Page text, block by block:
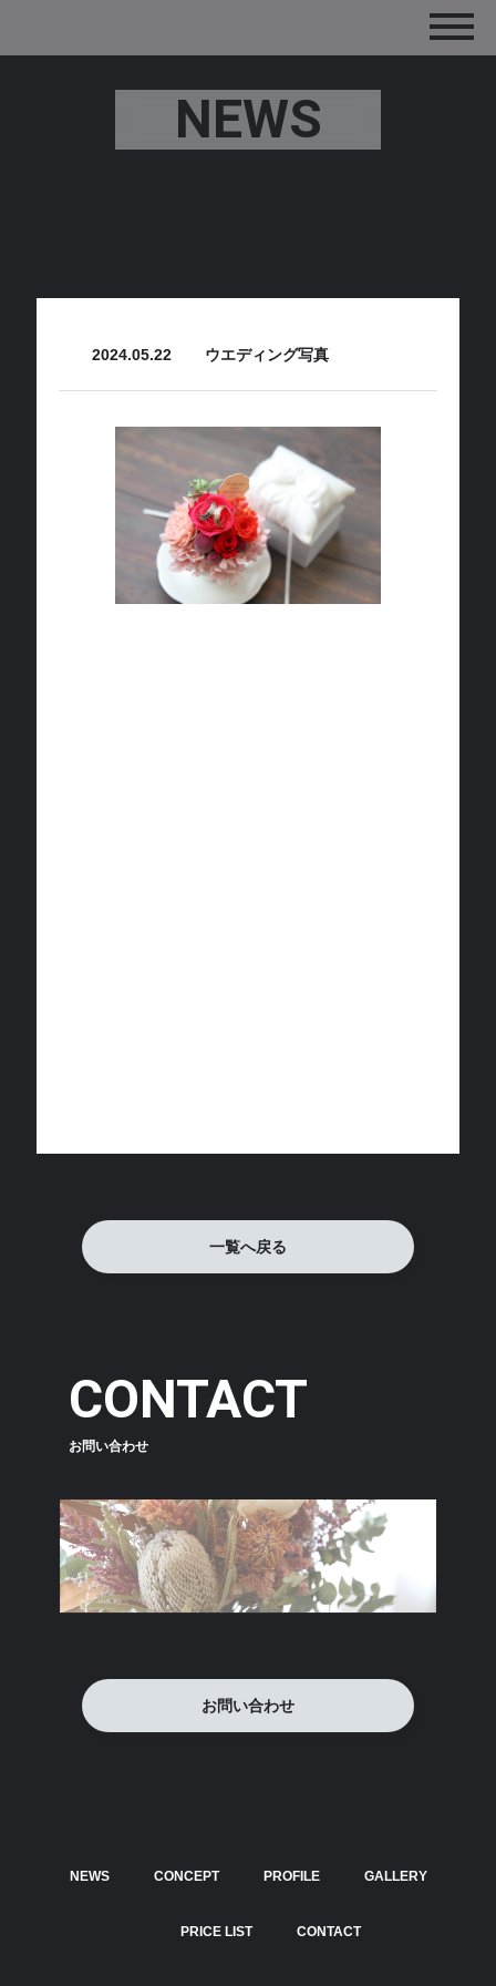
NEWS
2024.05.22 ウエディング写真
一覧へ戻る
CONTACT
お問い合わせ
お問い合わせ
NEWS CONCEPT PROFILE GALLERY
PRICE LIST CONTACT